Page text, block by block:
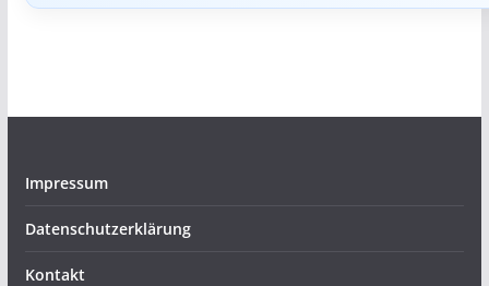
Impressum
Datenschutzerklärung
Kontakt